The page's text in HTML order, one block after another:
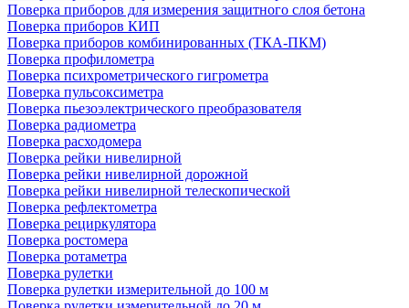
Поверка приборов для измерения защитного слоя бетона
Поверка приборов КИП
Поверка приборов комбинированных (ТКА-ПКМ)
Поверка профилометра
Поверка психрометрического гигрометра
Поверка пульсоксиметра
Поверка пьезоэлектрического преобразователя
Поверка радиометра
Поверка расходомера
Поверка рейки нивелирной
Поверка рейки нивелирной дорожной
Поверка рейки нивелирной телескопической
Поверка рефлектометра
Поверка рециркулятора
Поверка ростомера
Поверка ротаметра
Поверка рулетки
Поверка рулетки измерительной до 100 м